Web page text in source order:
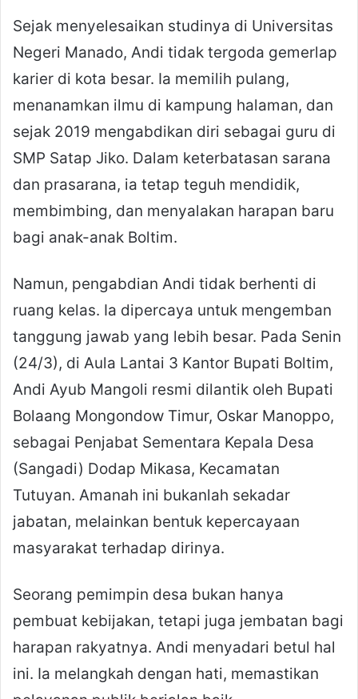
Sejak menyelesaikan studinya di Universitas
Negeri Manado, Andi tidak tergoda gemerlap
karier di kota besar. Ia memilih pulang,
menanamkan ilmu di kampung halaman, dan
sejak 2019 mengabdikan diri sebagai guru di
SMP Satap Jiko. Dalam keterbatasan sarana
dan prasarana, ia tetap teguh mendidik,
membimbing, dan menyalakan harapan baru
bagi anak-anak Boltim.
Namun, pengabdian Andi tidak berhenti di
ruang kelas. Ia dipercaya untuk mengemban
tanggung jawab yang lebih besar. Pada Senin
(24/3), di Aula Lantai 3 Kantor Bupati Boltim,
Andi Ayub Mangoli resmi dilantik oleh Bupati
Bolaang Mongondow Timur, Oskar Manoppo,
sebagai Penjabat Sementara Kepala Desa
(Sangadi) Dodap Mikasa, Kecamatan
Tutuyan. Amanah ini bukanlah sekadar
jabatan, melainkan bentuk kepercayaan
masyarakat terhadap dirinya.
Seorang pemimpin desa bukan hanya
pembuat kebijakan, tetapi juga jembatan bagi
harapan rakyatnya. Andi menyadari betul hal
ini. Ia melangkah dengan hati, memastikan